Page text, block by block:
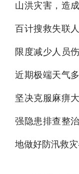
山洪灾害，造
百计搜救失联
限度减少人员
近期极端天气
坚决克服麻痹
强隐患排查整
地做好防汛救